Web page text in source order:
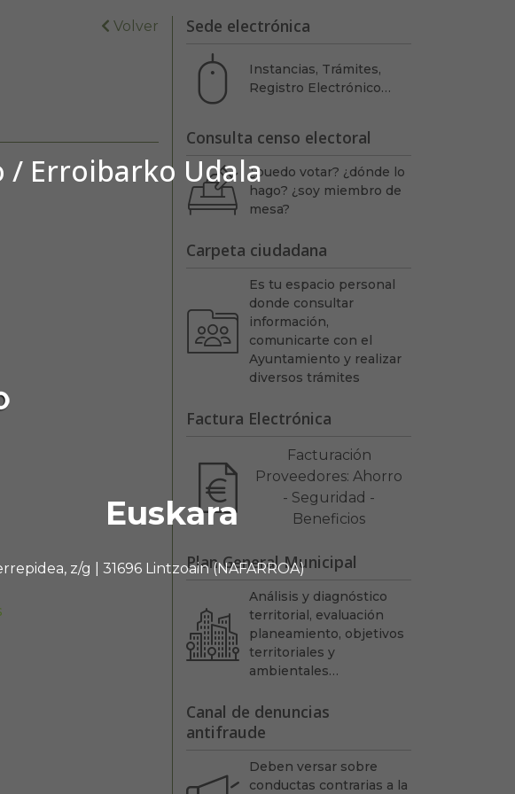
Erroibarko Udala
Euskara
z/g | 31696 Lintzoain (NAFARROA)
Volver Sede electrónica
Instancias, Trámites,
Registro Electrónico…
Consulta censo electoral
¿puedo votar? ¿dónde lo
hago? ¿soy miembro de
mesa?
Carpeta ciudadana
Es tu espacio personal
donde consultar
información,
comunicarte con el
Ayuntamiento y realizar
diversos trámites
Factura Electrónica
Facturación
Proveedores: Ahorro
- Seguridad -
Beneficios
Plan General Municipal
Análisis y diagnóstico
territorial, evaluación
planeamiento, objetivos
territoriales y
ambientales…
Canal de denuncias
antifraude
Deben versar sobre
conductas contrarias a la